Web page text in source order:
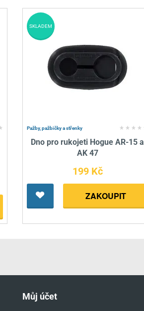
Pažby, pažbičky a střenky
Dno pro rukojeti Hogue AR-15 a
AK 47
199 Kč
ZAKOUPIT
SKLADEM
Můj účet